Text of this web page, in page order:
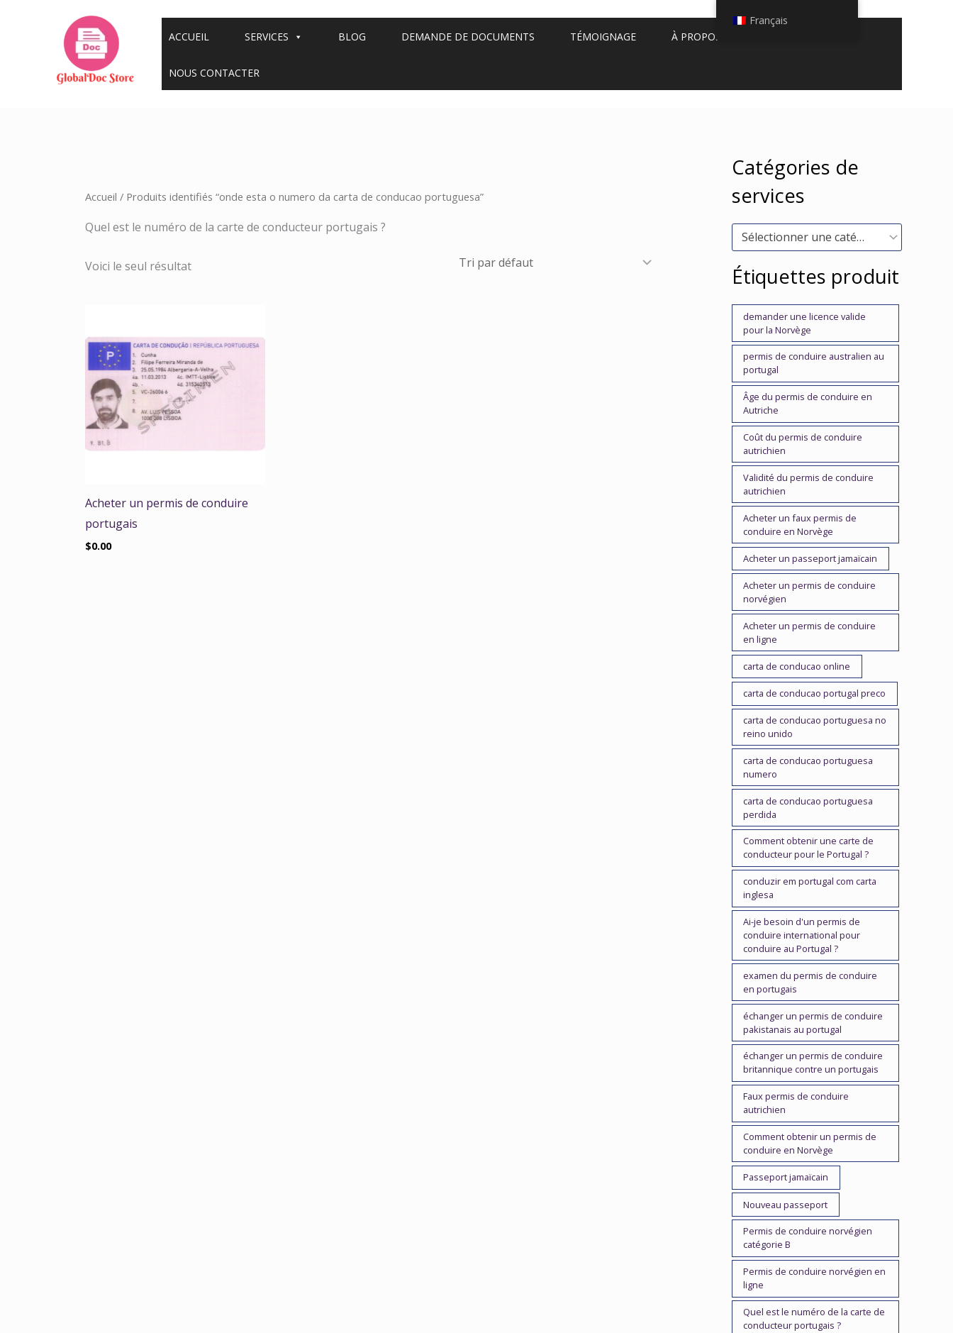
ACCUEIL SERVICES BLOG DEMANDE DE DOCUMENTS TÉMOIGNAGE À PROPOS DE NOUS
NOUS CONTACTER
Accueil / Produits identifiés “onde esta o numero da carta de conducao portuguesa”
Quel est le numéro de la carte de conducteur portugais ?
Voici le seul résultat
Acheter un permis de conduire
portugais
$0.00
Catégories de
services
Sélectionner une catégorie
Étiquettes produit
demander une licence valide
pour la Norvège
permis de conduire australien au
portugal
Âge du permis de conduire en
Autriche
Coût du permis de conduire
autrichien
Validité du permis de conduire
autrichien
Acheter un faux permis de
conduire en Norvège
Acheter un passeport jamaïcain
Acheter un permis de conduire
norvégien
Acheter un permis de conduire
en ligne
carta de conducao online
carta de conducao portugal preco
carta de conducao portuguesa no
reino unido
carta de conducao portuguesa
numero
carta de conducao portuguesa
perdida
Comment obtenir une carte de
conducteur pour le Portugal ?
conduzir em portugal com carta
inglesa
Ai-je besoin d'un permis de
conduire international pour
conduire au Portugal ?
examen du permis de conduire
en portugais
échanger un permis de conduire
pakistanais au portugal
échanger un permis de conduire
britannique contre un portugais
Faux permis de conduire
autrichien
Comment obtenir un permis de
conduire en Norvège
Passeport jamaïcain
Nouveau passeport
Permis de conduire norvégien
catégorie B
Permis de conduire norvégien en
ligne
Quel est le numéro de la carte de
conducteur portugais ?
Français